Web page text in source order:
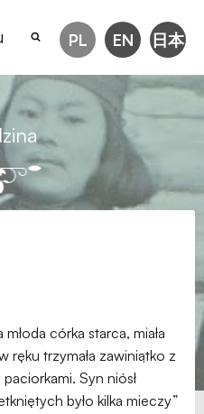
PL EN 日本
córka starca, miała
ręku trzymała zawiniątko z
Syn niósł
było kilka mieczy”